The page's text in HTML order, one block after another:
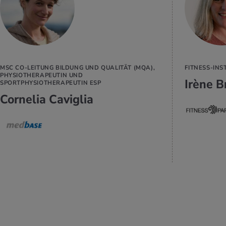
MSC CO-LEITUNG BILDUNG UND QUALITÄT (MQA),
PHYSIOTHERAPEUTIN UND
SPORTPHYSIOTHERAPEUTIN ESP
Cornelia Caviglia
FITNESS-
Irène